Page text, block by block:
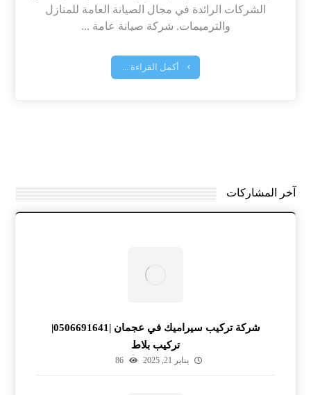
الشركات الرائدة في مجال الصيانة العامة للمنازل
والترميمات. شركة صيانة عامة ...
أكمل القراءة ...
آخر المشاركات
شركة تركيب سيراميك في عجمان |0506691641|
تركيب بلاط
يناير 21, 2025 86